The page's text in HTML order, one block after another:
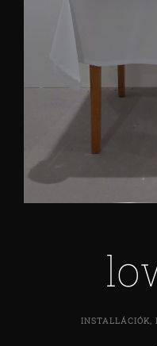
INSTALLÁCIÓK,